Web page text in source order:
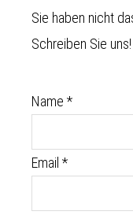
Sie haben nicht
Schreiben Sie uns!
Name *
Email *